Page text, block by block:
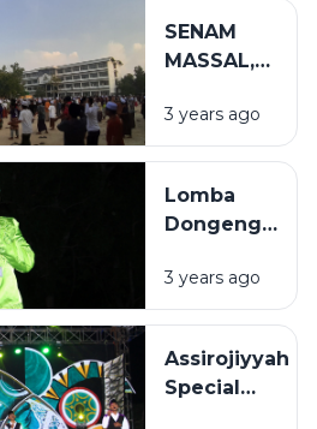
SENAM
MASSAL,
ASSIROJIYYAH
TERAPKAN
SEHAT
3 years ago
Lomba
Dongeng
Bahasa
Arab, Cara
Dakwah
Tingkatkan
3 years ago
Assirojiyyah
Special